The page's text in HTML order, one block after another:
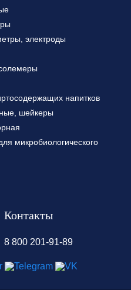
электроды
напитков
шейкеры
микробиологического
Контакты
8 800 201-91-89